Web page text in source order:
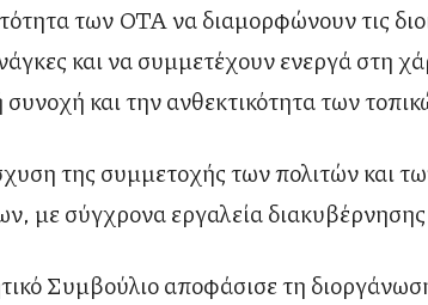
των ΟΤΑ να διαμορφώνουν τις
και να συμμετέχουν ενεργά στη
συνοχή και την ανθεκτικότητα των
της συμμετοχής των πολιτών και
με σύγχρονα εργαλεία διακυβέρνησης
Συμβούλιο αποφάσισε τη